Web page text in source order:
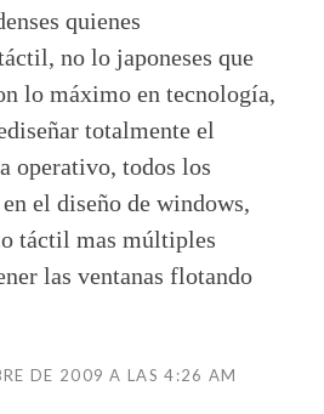
quienes
no lo japoneses que
lo máximo en tecnología,
totalmente el
operativo, todos los
el diseño de windows,
táctil mas múltiples
las ventanas flotando
DE 2009 A LAS 4:26 AM